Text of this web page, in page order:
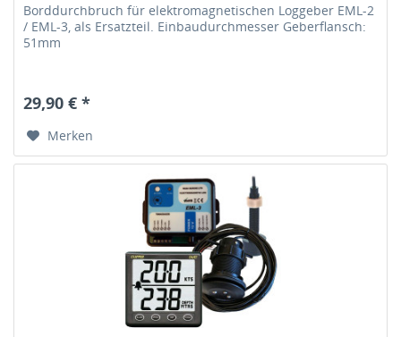
Borddurchbruch für elektromagnetischen Loggeber EML-2
/ EML-3, als Ersatzteil. Einbaudurchmesser Geberflansch:
51mm
29,90 € *
Merken